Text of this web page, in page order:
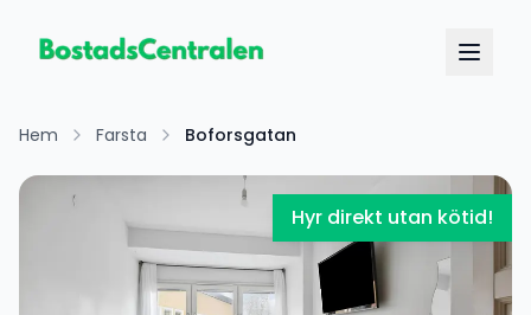
Hem Farsta Boforsgatan
Hyr direkt utan kötid!